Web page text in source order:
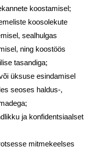
koostamisel;
koosolekute
sealhulgas
ning koostöös
tasandiga;
üksuse esindamisel
seoses haldus-,
ja konfidentsiaalset
mitmekeelses